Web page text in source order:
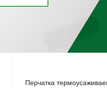
Перчатка